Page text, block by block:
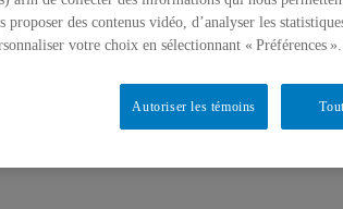
des contenus vidéo, d’analyser les
votre choix en sélectionnant « Préférences ».
Autoriser les témoins